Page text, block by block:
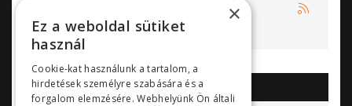
AKCIÓK
×
Ez a weboldal sütiket
használ
Cookie-kat használunk a tartalom, a
hirdetések személyre szabására és a
forgalom elemzésére. Webhelyünk Ön általi